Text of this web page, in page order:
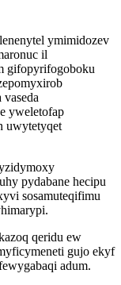
ymimidozev
il
gifopyrifogoboku
yweletofap
uwytetyqet
pydabane hecipu
sosamuteqifimu
qeridu ew
gujo ekyf
adum.